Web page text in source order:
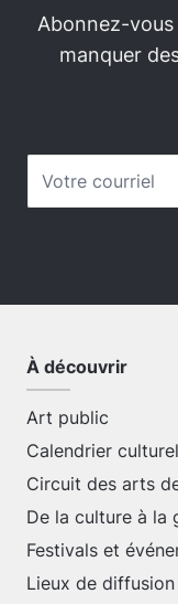
Abonnez-
manquer
À découvrir
Art public
Calendrier culturel
Circuit des arts
De la culture à la
Festivals et
Lieux de diffusion